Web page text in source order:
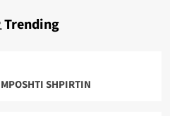
Trending
SHPIRTIN